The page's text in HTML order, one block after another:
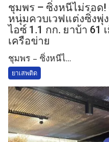
ชุมพร – ซิ่งหนีไม่รอด
หนุ่มควบเวฟแต่งซิ่งพุ่
ไอซ์ 1.1 กก. ยาบ้า 61
เครือข่าย
ชุมพร – ซิ่งหนีไ...
ยาเสพติด